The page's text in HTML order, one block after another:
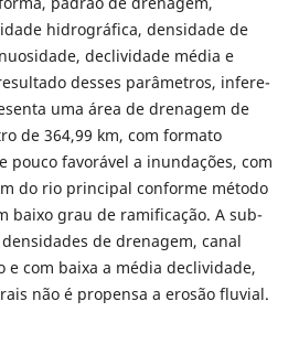
hidrográfica, densidade de
declividade média e
desses parâmetros, infere-
uma área de drenagem de
de 364,99 km, com formato
pouco favorável a inundações, com
do rio principal conforme método
baixo grau de ramificação. A sub-
de drenagem, canal
e com baixa a média declividade,
não é propensa a erosão fluvial.